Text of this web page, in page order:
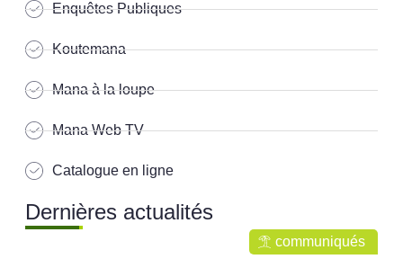
Enquêtes Publiques
Koutemana
Mana à la loupe
Mana Web TV
Catalogue en ligne
Dernières actualités
communiqués